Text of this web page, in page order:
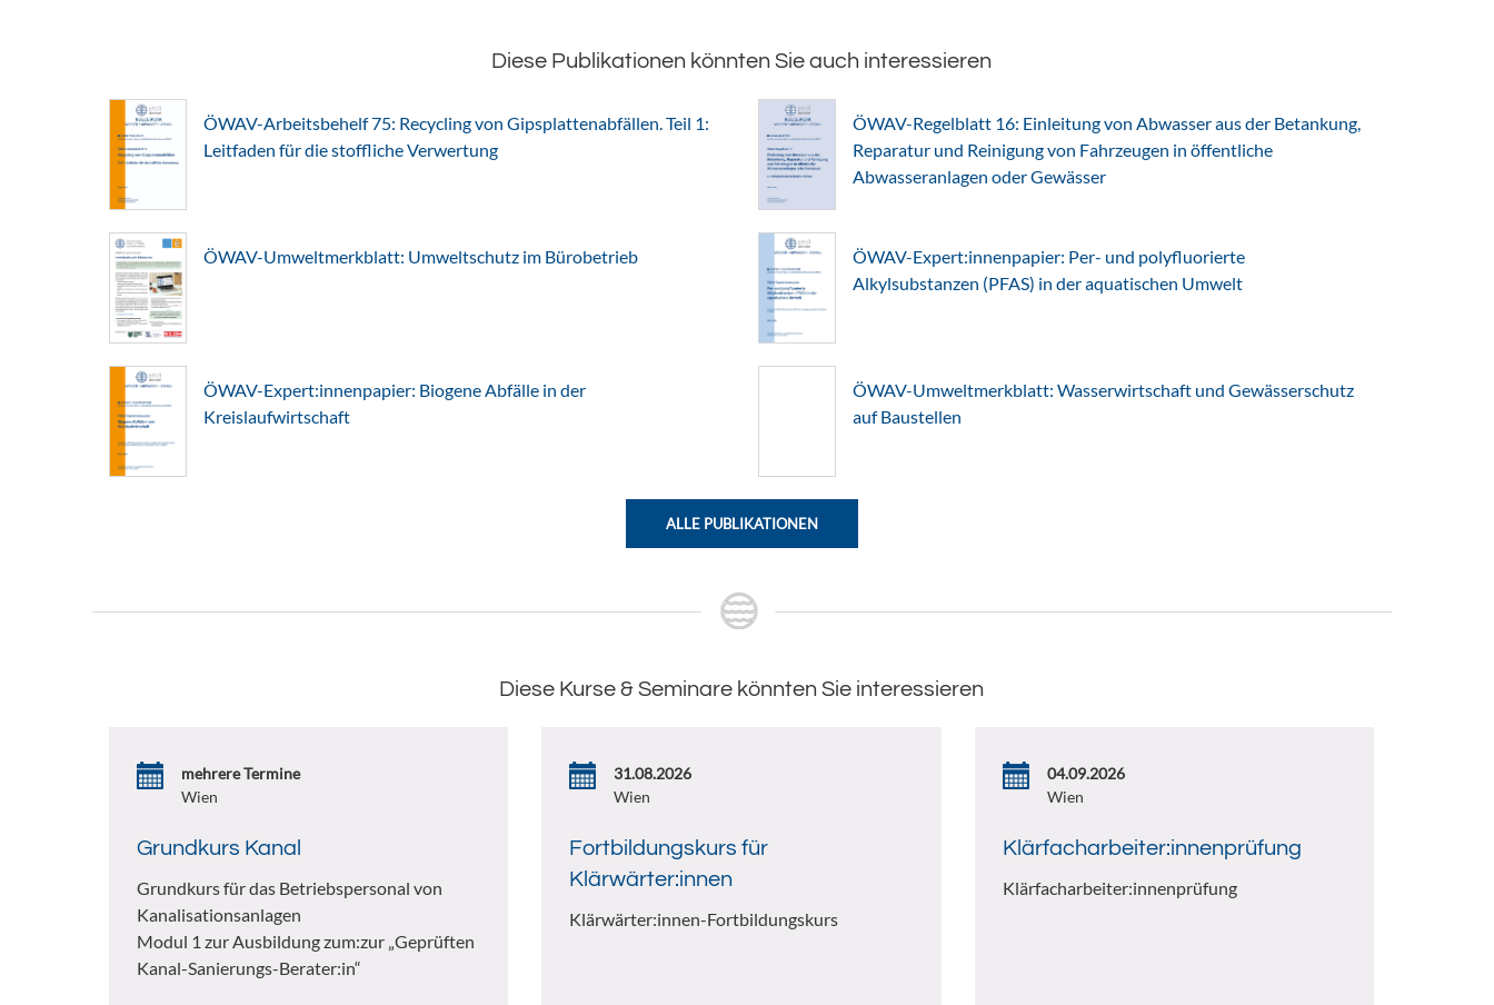
Diese Publikationen könnten Sie auch interessieren
ÖWAV-Arbeitsbehelf 75: Recycling von Gipsplattenabfällen. Teil 1:
Leitfaden für die stoffliche Verwertung
ÖWAV-Regelblatt 16: Einleitung von Abwasser aus der Betankung,
Reparatur und Reinigung von Fahrzeugen in öffentliche
Abwasseranlagen oder Gewässer
ÖWAV-Umweltmerkblatt: Umweltschutz im Bürobetrieb
ÖWAV-Expert:innenpapier: Per- und polyfluorierte
Alkylsubstanzen (PFAS) in der aquatischen Umwelt
ÖWAV-Expert:innenpapier: Biogene Abfälle in der
Kreislaufwirtschaft
ÖWAV-Umweltmerkblatt: Wasserwirtschaft und Gewässerschutz
auf Baustellen
ALLE PUBLIKATIONEN
Diese Kurse & Seminare könnten Sie interessieren
mehrere Termine
Wien
Grundkurs Kanal
Grundkurs für das Betriebspersonal von
Kanalisationsanlagen
Modul 1 zur Ausbildung zum:zur „Geprüften
Kanal-Sanierungs-Berater:in“
31.08.2026
Wien
Fortbildungskurs für
Klärwärter:innen
Klärwärter:innen-Fortbildungskurs
04.09.2026
Wien
Klärfacharbeiter:innenprüfung
Klärfacharbeiter:innenprüfung